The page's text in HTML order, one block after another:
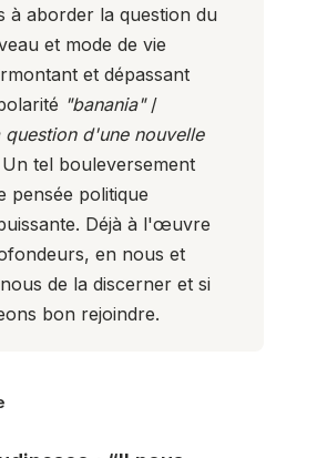
à aborder la question du
et mode de vie
et dépassant
"banania"/
question d'une nouvelle
Un tel bouleversement
pensée politique
Déjà à l'œuvre
en nous et
de la discerner et si
bon rejoindre.